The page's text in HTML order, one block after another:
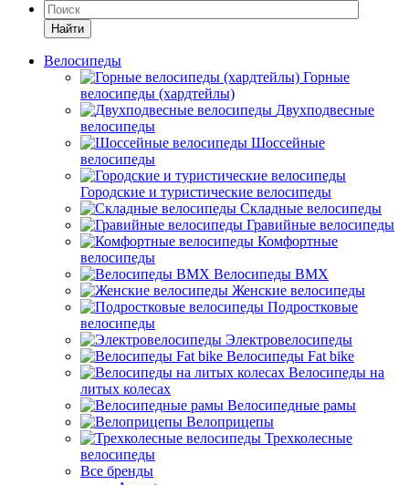
Найти
Велосипеды
Горные
велосипеды (хардтейлы)
Двухподвесные
велосипеды
Шоссейные
велосипеды
Городские и туристические велосипеды
Складные велосипеды
Гравийные велосипеды
Комфортные
велосипеды
Велосипеды BMX
Женские велосипеды
Подростковые
велосипеды
Электровелосипеды
Велосипеды Fat bike
Велосипеды на
литых колесах
Велосипедные рамы
Велоприцепы
Трехколесные
велосипеды
Все бренды